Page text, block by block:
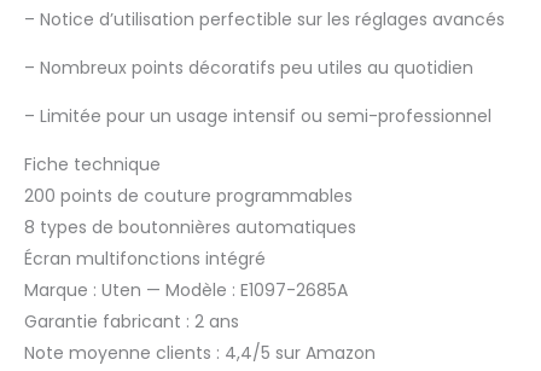
– Notice d’utilisation perfectible sur les réglages avancés
– Nombreux points décoratifs peu utiles au quotidien
– Limitée pour un usage intensif ou semi-professionnel
Fiche technique
200 points de couture programmables
8 types de boutonnières automatiques
Écran multifonctions intégré
Marque : Uten — Modèle : E1097-2685A
Garantie fabricant : 2 ans
Note moyenne clients : 4,4/5 sur Amazon